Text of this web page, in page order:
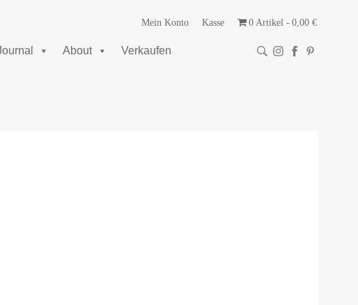
Mein Konto Kasse 0 Artikel 0,00 €
About Verkaufen